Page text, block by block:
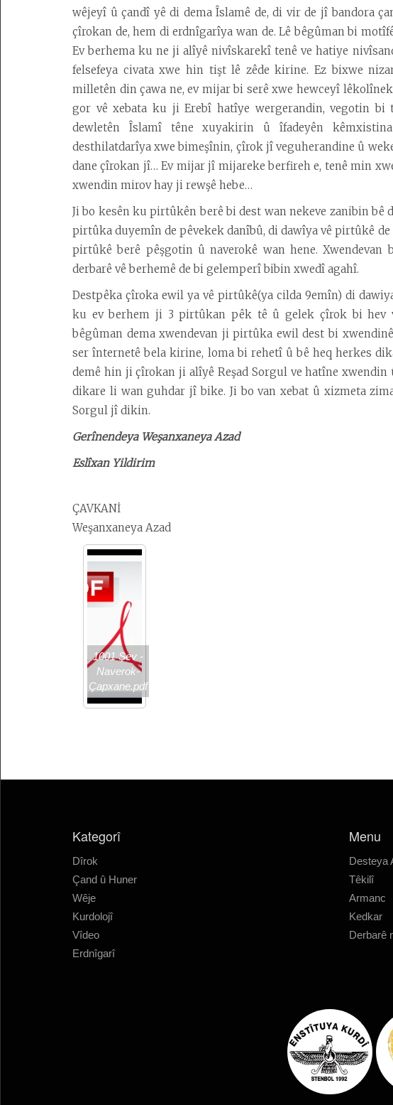
Amadekarîyê
wêjeyî û çandî yê di dema Îslamê de, di vir de jî bandora
çîrokan de, hem di erdnîgarîya wan de. Lê bêgûman bi
Ev berhema ku ne ji alîyê nivîskarekî tenê ve hatiye
felsefeya civata xwe hin tişt lê zêde kirine. Ez bixwe
milletên din çawa ne, ev mijar bi serê xwe hewceyî
gor vê xebata ku ji Erebî hatîye wergerandin, vegotin bi
dewletên Îslamî têne xuyakirin û îfadeyên
desthilatdarîya xwe bimeşînin, çîrok jî veguherandine û
dane çîrokan jî… Ev mijar jî mijareke berfireh e, tenê min
xwendin mirov hay ji rewşê hebe…
Ji bo kesên ku pirtûkên berê bi dest wan nekeve zanibin bê
pirtûka duyemîn de pêvekek danîbû, di dawîya vê pirtûkê
pirtûkê berê pêşgotin û naverokê wan hene.
derbarê vê berhemê de bi gelemperî bibin xwedî agahî.
Destpêka çîroka ewil ya vê pirtûkê(ya cilda 9emîn) di
ku ev berhem ji 3 pirtûkan pêk tê û gelek çîrok bi hev
bêgûman dema xwendevan ji pirtûka ewil dest bi
ser înternetê bela kirine, loma bi rehetî û bê heq herkes
demê hin ji çîrokan ji alîyê Reşad Sorgul ve hatîne
dikare li wan guhdar jî bike. Ji bo van xebat û xizmeta
Sorgul jî dikin.
Gerînendeya Weşanxaneya Azad
Eslîxan Yildirim
ÇAVKANİ
Weşanxaneya Azad
1001 Şev -
Naverok-
Çapxane.pdf
Kategorî
Dîrok
Çand û Huner
Wêje
Kurdolojî
Vîdeo
Erdnîgarî
Menu
Desteya
Têkilî
Armanc
Kedkar
Derbarê